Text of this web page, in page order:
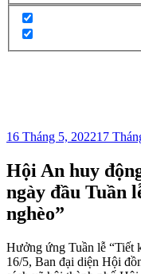
Đăng
16 Tháng 5, 202217
Hội An huy
ngày đầu Tuần
nghèo”
Hưởng ứng Tuần lễ “Tiết
16/5, Ban đại diện Hội